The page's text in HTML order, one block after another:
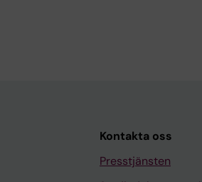
Kontakta oss
Presstjänsten